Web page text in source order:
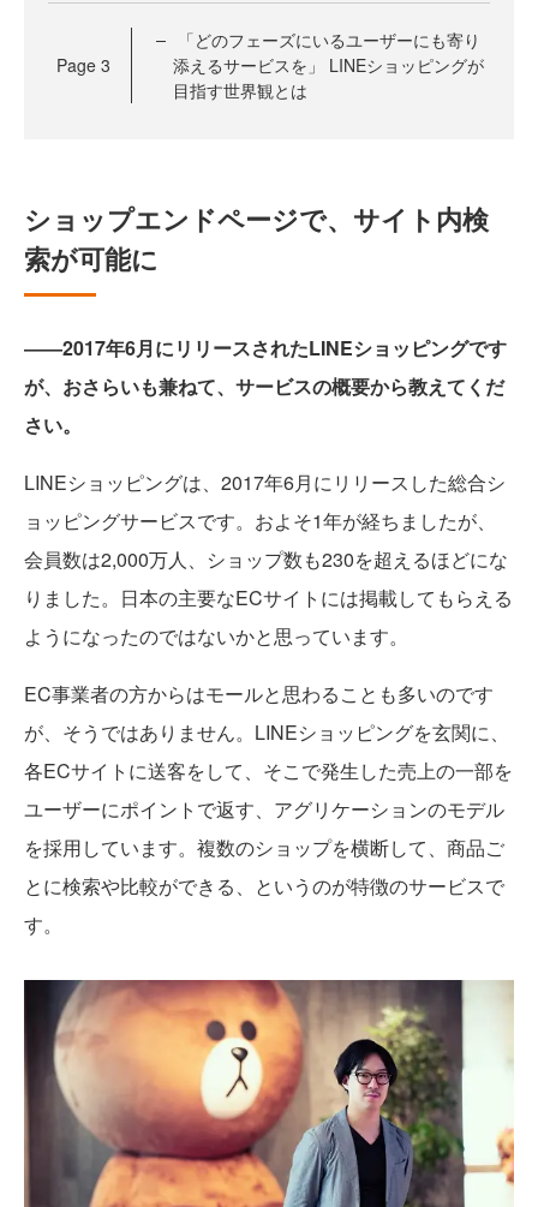
Page 3
「どのフェーズにいるユーザーにも寄り
添えるサービスを」 LINEショッピングが
目指す世界観とは
ショップエンドページで、サイト内検
索が可能に
――2017年6月にリリースされたLINEショッピングです
が、おさらいも兼ねて、サービスの概要から教えてくだ
さい。
LINEショッピングは、2017年6月にリリースした総合シ
ョッピングサービスです。およそ1年が経ちましたが、
会員数は2,000万人、ショップ数も230を超えるほどにな
りました。日本の主要なECサイトには掲載してもらえる
ようになったのではないかと思っています。
EC事業者の方からはモールと思わることも多いのです
が、そうではありません。LINEショッピングを玄関に、
各ECサイトに送客をして、そこで発生した売上の一部を
ユーザーにポイントで返す、アグリケーションのモデル
を採用しています。複数のショップを横断して、商品ご
とに検索や比較ができる、というのが特徴のサービスで
す。